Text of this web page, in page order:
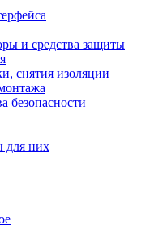
и средства защиты
снятия изоляции
безопасности
для них